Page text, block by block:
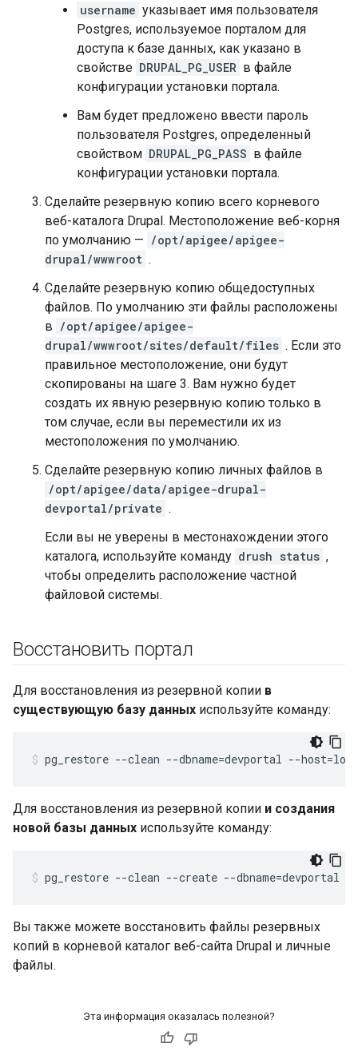
username указывает имя пользователя
Postgres, используемое порталом для
доступа к базе данных, как указано в
свойстве DRUPAL_PG_USER в файле
конфигурации установки портала.
Вам будет предложено ввести пароль
пользователя Postgres, определенный
свойством DRUPAL_PG_PASS в файле
конфигурации установки портала.
Сделайте резервную копию всего корневого
веб-каталога Drupal. Местоположение веб-корня
по умолчанию — /opt/apigee/apigee-
drupal/wwwroot .
Сделайте резервную копию общедоступных
файлов. По умолчанию эти файлы расположены
в /opt/apigee/apigee-
drupal/wwwroot/sites/default/files . Если это
правильное местоположение, они будут
скопированы на шаге 3. Вам нужно будет
создать их явную резервную копию только в
том случае, если вы переместили их из
местоположения по умолчанию.
Сделайте резервную копию личных файлов в
/opt/apigee/data/apigee-drupal-
devportal/private .
Если вы не уверены в местонахождении этого
каталога, используйте команду drush status ,
чтобы определить расположение частной
файловой системы.
Восстановить портал
Для восстановления из резервной копии в
существующую базу данных используйте команду:
pg_restore --clean --dbname=devportal --
Для восстановления из резервной копии и создания
новой базы данных используйте команду:
pg_restore --clean --create --dbname=devportal
Вы также можете восстановить файлы резервных
копий в корневой каталог веб-сайта Drupal и личные
файлы.
Эта информация оказалась полезной?